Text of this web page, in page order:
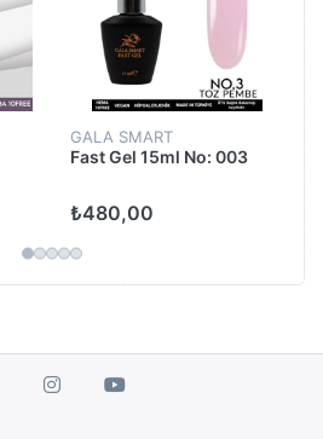
GALA SMART
Fast Gel 15ml No: 003
₺480,00